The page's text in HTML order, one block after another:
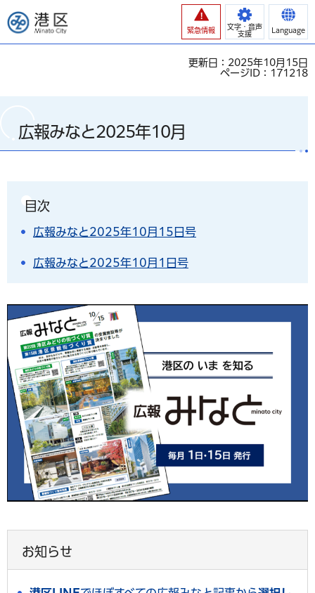
港区
緊急情報
文字・音声
支援
Language
更新日：2025年10月15日
ページID：171218
広報みなと2025年10月
目次
広報みなと2025年10月15日号
広報みなと2025年10月1日号
お知らせ